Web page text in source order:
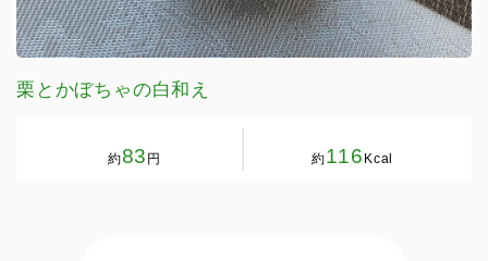
栗とかぼちゃの白和え
約83 円 約116 Kcal